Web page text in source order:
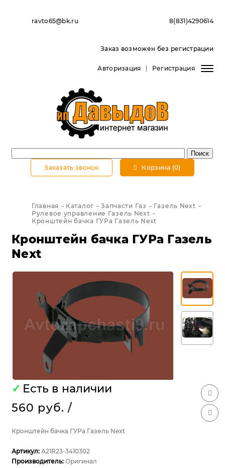
ravto65@bk.ru 8(831)4290614
Заказ возможен без регистрации
Авторизация Регистрация
Заказать звонок Корзина (0)
Главная Каталог Запчасти Газ
Газель Next
Рулевое управление Газель Next
Кронштейн бачка ГУРа Газель Next
Кронштейн бачка ГУРа Газель
Next
✓ Есть в наличии
560 руб. /
Кронштейн бачка ГУРа Газель Next
Артикул: А21R23-3410302
Производитель: Оригинал